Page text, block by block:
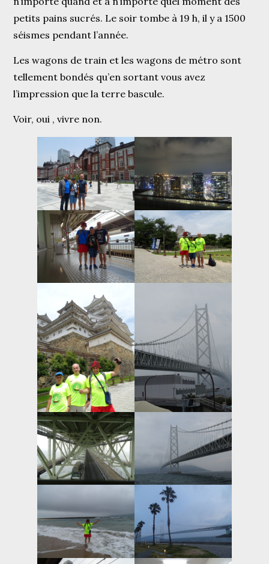
petits pains sucrés. Le soir tombe à 19 h, il y a 1500
séismes pendant l’année.
Les wagons de train et les wagons de métro sont
tellement bondés qu’en sortant vous avez
l’impression que la terre bascule.
Voir, oui , vivre non.